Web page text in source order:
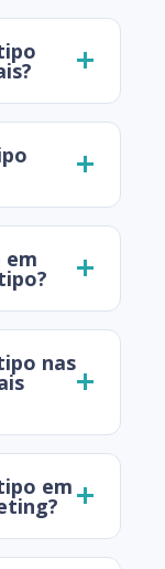
em
nas
em